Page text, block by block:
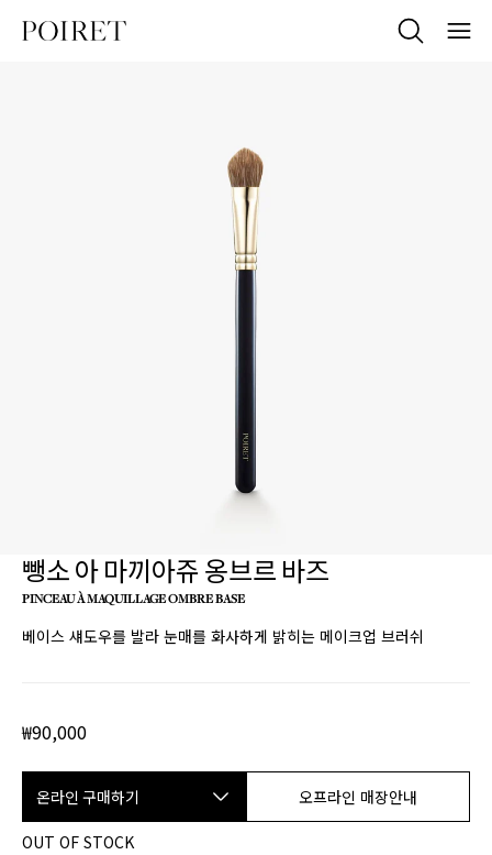
뺑소 아 마끼아쥬 옹브르 바즈
PINCEAU À MAQUILLAGE OMBRE BASE
베이스 섀도우를 발라 눈매를 화사하게 밝히는 메이크업 브러쉬
₩90,000
온라인 구매하기 오프라인 매장안내
OUT OF STOCK